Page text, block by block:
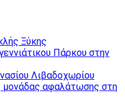
Ξύκης
Πάρκου στην
Λιβαδοχωρίου
μονάδας αφαλάτωσης στη